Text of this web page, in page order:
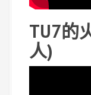
TU7的
人)